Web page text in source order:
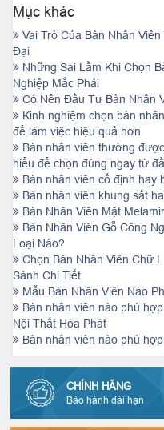
Mục khác
Vai Trò Của Bàn Nhân
Đại
Những Sai Lầm Khi Chọn
Nghiệp Mắc Phải
Có Nên Đầu Tư Bàn Nhân
Kinh nghiệm chọn bàn
để làm việc hiệu quả hơn
Bàn nhân viên thường
hiểu để chọn đúng ngay từ
Bàn nhân viên cố định hay
Bàn nhân viên khung sắt
Bàn Nhân Viên Mặt
Bàn Nhân Viên Gỗ Công
Loại Nào?
Chọn Bàn Nhân Viên Chữ
Sánh Chi Tiết
Mẫu Bàn Nhân Viên Nào
Bàn nhân viên nào phù
Nội Thất Hòa Phát
Bàn nhân viên nào phù
CHÍNH HÃNG
Bảo hành dài hạn